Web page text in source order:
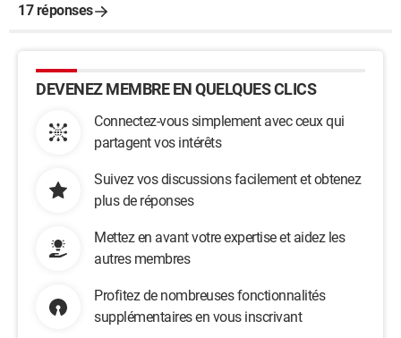
17 réponses
DEVENEZ MEMBRE EN QUELQUES CLICS
Connectez-vous simplement avec ceux qui
partagent vos intérêts
Suivez vos discussions facilement et obtenez
plus de réponses
Mettez en avant votre expertise et aidez les
autres membres
Profitez de nombreuses fonctionnalités
supplémentaires en vous inscrivant